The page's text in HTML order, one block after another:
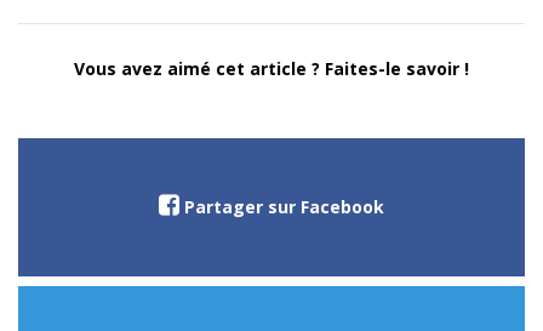
Vous avez aimé cet article ? Faites-le savoir !
Partager sur Facebook